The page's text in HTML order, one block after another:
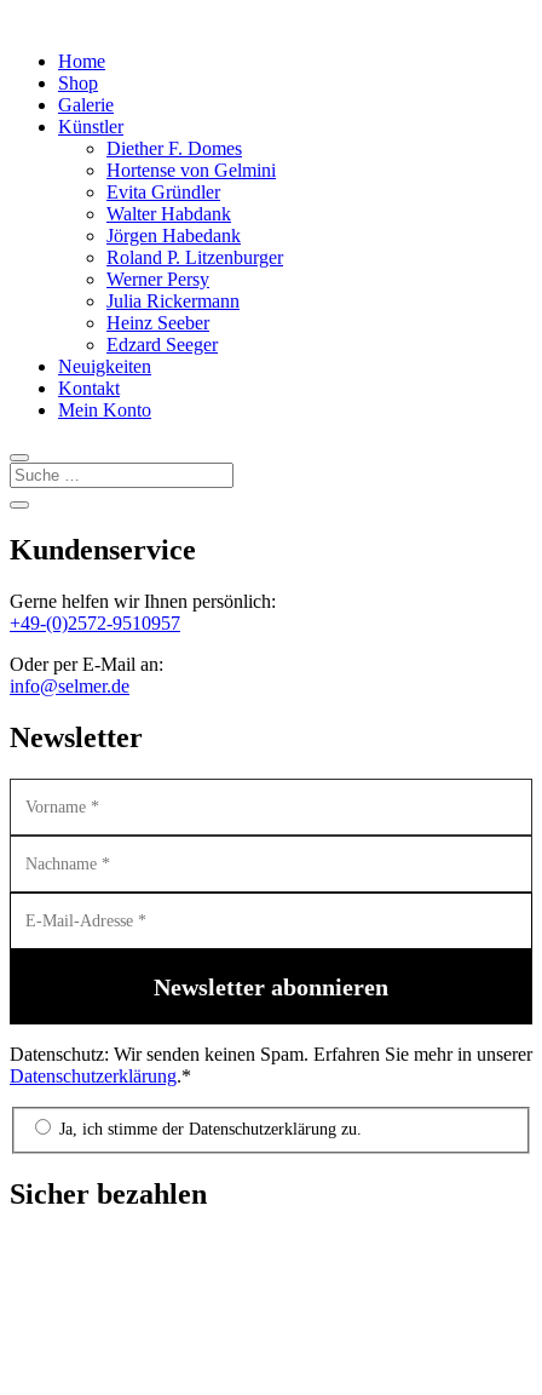
Home
Shop
Galerie
Künstler
Diether F. Domes
Hortense von Gelmini
Evita Gründler
Walter Habdank
Jörgen Habedank
Roland P. Litzenburger
Werner Persy
Julia Rickermann
Heinz Seeber
Edzard Seeger
Neuigkeiten
Kontakt
Mein Konto
Kundenservice
Gerne helfen wir Ihnen persönlich:
+49-(0)2572-9510957
Oder per E-Mail an:
info@selmer.de
Newsletter
Datenschutz: Wir senden keinen Spam. Erfahren Sie mehr in unserer
Datenschutzerklärung.*
Ja, ich stimme der Datenschutzerklärung zu.
Sicher bezahlen